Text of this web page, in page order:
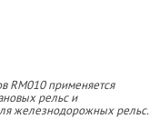
RM010 применяется
рельс и
железнодорожных рельс.